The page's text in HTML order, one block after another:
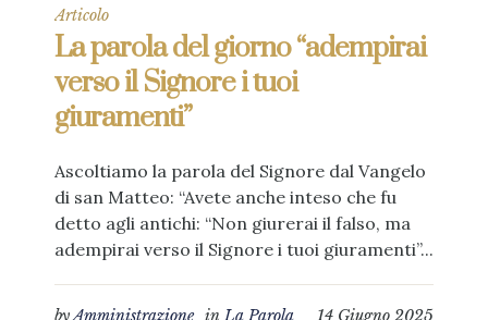
Articolo
La parola del giorno “adempirai
verso il Signore i tuoi
giuramenti”
Ascoltiamo la parola del Signore dal Vangelo
di san Matteo: “Avete anche inteso che fu
detto agli antichi: “Non giurerai il falso, ma
adempirai verso il Signore i tuoi giuramenti”...
14 Giugno 2025
byAmministrazione inLa Parola